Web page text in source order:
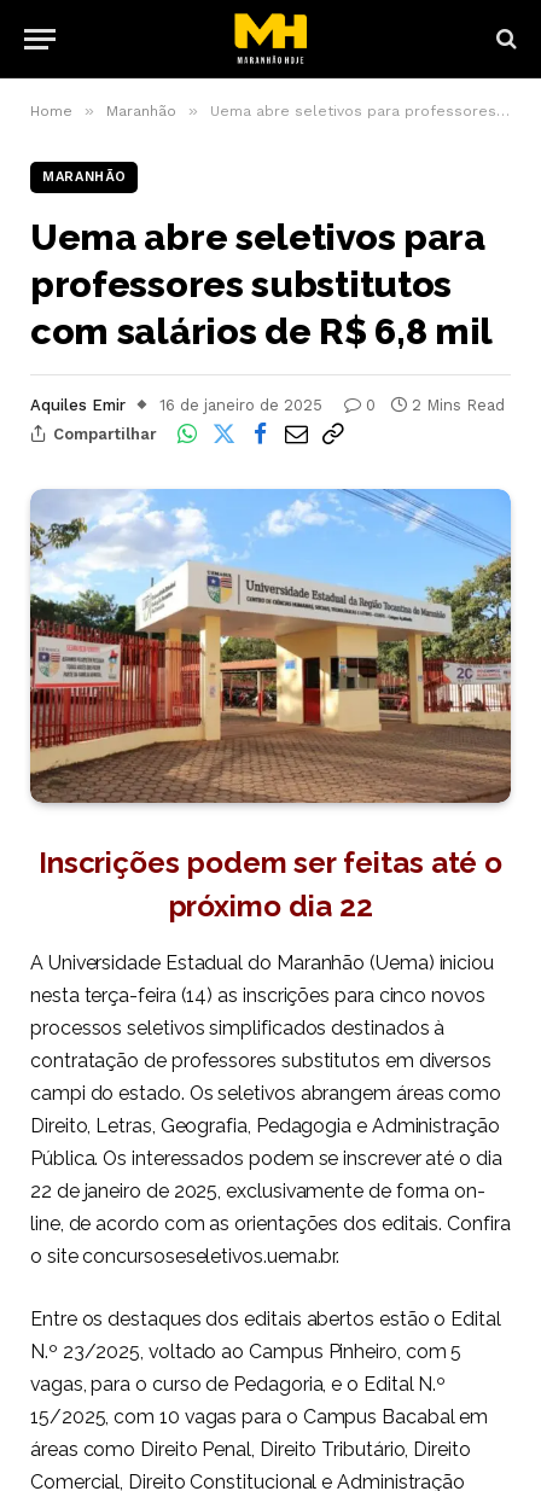
Home » Maranhão » Uema abre seletivos para professores substitutos com salários de R$ 6,8 mil
MARANHÃO
Uema abre seletivos para
professores substitutos
com salários de R$ 6,8 mil
Aquiles Emir 16 de janeiro de 2025 0
2 Mins Read
Compartilhar
Inscrições podem ser feitas até o
próximo dia 22
A Universidade Estadual do Maranhão (Uema) iniciou
nesta terça-feira (14) as inscrições para cinco novos
processos seletivos simplificados destinados à
contratação de professores substitutos em diversos
campi do estado. Os seletivos abrangem áreas como
Direito, Letras, Geografia, Pedagogia e Administração
Pública. Os interessados ​​podem se inscrever até o dia
22 de janeiro de 2025, exclusivamente de forma on-
line, de acordo com as orientações dos editais. Confira
o site concursoseseletivos.uema.br.
Entre os destaques dos editais abertos estão o Edital
N.º 23/2025, voltado ao Campus Pinheiro, com 5
vagas, para o curso de Pedagoria, e o Edital N.º
15/2025, com 10 vagas para o Campus Bacabal em
áreas como Direito Penal, Direito Tributário, Direito
Comercial, Direito Constitucional e Administração